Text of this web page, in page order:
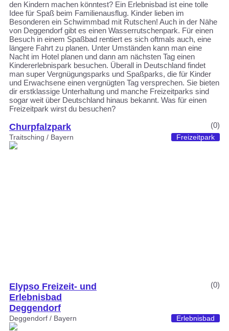
den Kindern machen könntest? Ein Erlebnisbad ist eine tolle
Idee für Spaß beim Familienausflug. Kinder lieben im
Besonderen ein Schwimmbad mit Rutschen! Auch in der Nähe
von Deggendorf gibt es einen Wasserrutschenpark. Für einen
Besuch in einem Spaßbad rentiert es sich oftmals auch, eine
längere Fahrt zu planen. Unter Umständen kann man eine
Nacht im Hotel planen und dann am nächsten Tag einen
Kindererlebnispark besuchen. Überall in Deutschland findet
man super Vergnügungsparks und Spaßparks, die für Kinder
und Erwachsene einen vergnügten Tag versprechen. Sie bieten
dir erstklassige Unterhaltung und manche Freizeitparks sind
sogar weit über Deutschland hinaus bekannt. Was für einen
Freizeitpark wirst du besuchen?
Churpfalzpark (0)
Traitsching / Bayern Freizeitpark
Elypso Freizeit- und
Erlebnisbad
Deggendorf
(0)
Deggendorf / Bayern Erlebnisbad